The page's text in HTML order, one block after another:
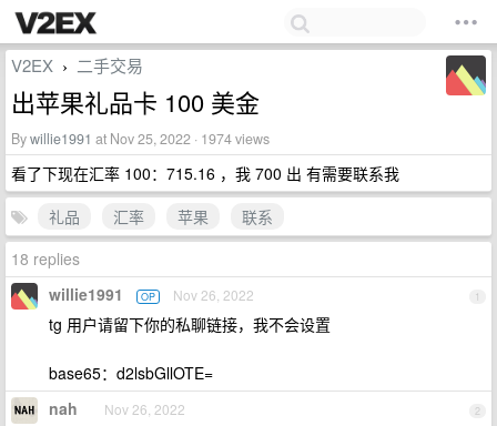
V2EX › 二手交易
出苹果礼品卡 100 美金
Bywillie1991 at Nov 25, 2022 · 1974 views
看了下现在汇率 100：715.16 ，我 700 出 有需要联系我
礼品
汇率 苹果
联系
18 replies
1
willie1991 OP Nov 26, 2022
tg 用户请留下你的私聊链接，我不会设置
base65：d2lsbGllOTE=
2
nah Nov 26, 2022